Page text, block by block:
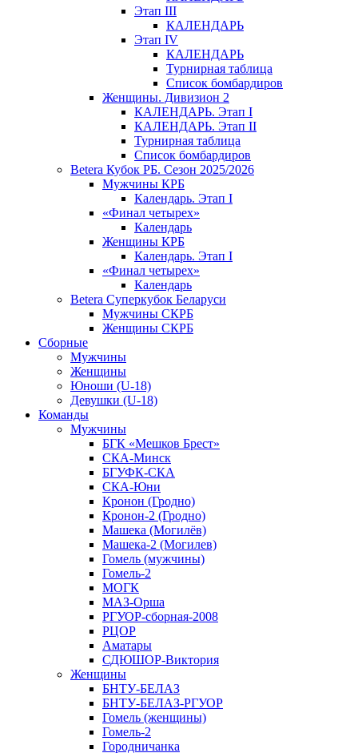
Этап III
КАЛЕНДАРЬ
Этап IV
КАЛЕНДАРЬ
Турнирная таблица
Список бомбардиров
Женщины. Дивизион 2
КАЛЕНДАРЬ. Этап I
КАЛЕНДАРЬ. Этап II
Турнирная таблица
Список бомбардиров
Betera Кубок РБ. Сезон 2025/2026
Мужчины КРБ
Календарь. Этап I
«Финал четырех»
Календарь
Женщины КРБ
Календарь. Этап I
«Финал четырех»
Календарь
Betera Суперкубок Беларуси
Мужчины СКРБ
Женщины СКРБ
Сборные
Мужчины
Женщины
Юноши (U-18)
Девушки (U-18)
Команды
Мужчины
БГК «Мешков Брест»
СКА-Минск
БГУФК-СКА
СКА-Юни
Кронон (Гродно)
Кронон-2 (Гродно)
Машека (Могилёв)
Машека-2 (Могилев)
Гомель (мужчины)
Гомель-2
МОГК
МАЗ-Орша
РГУОР-сборная-2008
РЦОР
Аматары
СДЮШОР-Виктория
Женщины
БНТУ-БЕЛАЗ
БНТУ-БЕЛАЗ-РГУОР
Гомель (женщины)
Гомель-2
Городничанка